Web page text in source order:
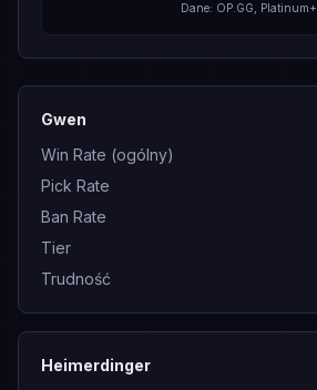
Dane: OP.GG, Platinum+
Gwen
Win Rate (ogólny)
Pick Rate
Ban Rate
Tier
Trudność
Heimerdinger